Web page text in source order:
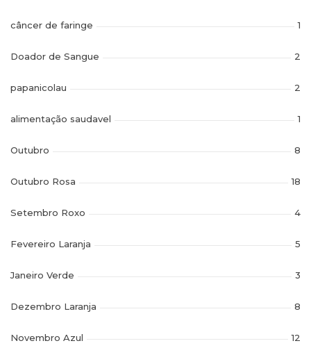
câncer de faringe 1
Doador de Sangue 2
papanicolau 2
alimentação saudavel 1
Outubro 8
Outubro Rosa 18
Setembro Roxo 4
Fevereiro Laranja 5
Janeiro Verde 3
Dezembro Laranja 8
Novembro Azul 12